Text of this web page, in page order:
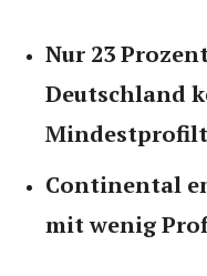
Nur 23
Deutschland
Continental
mit wenig